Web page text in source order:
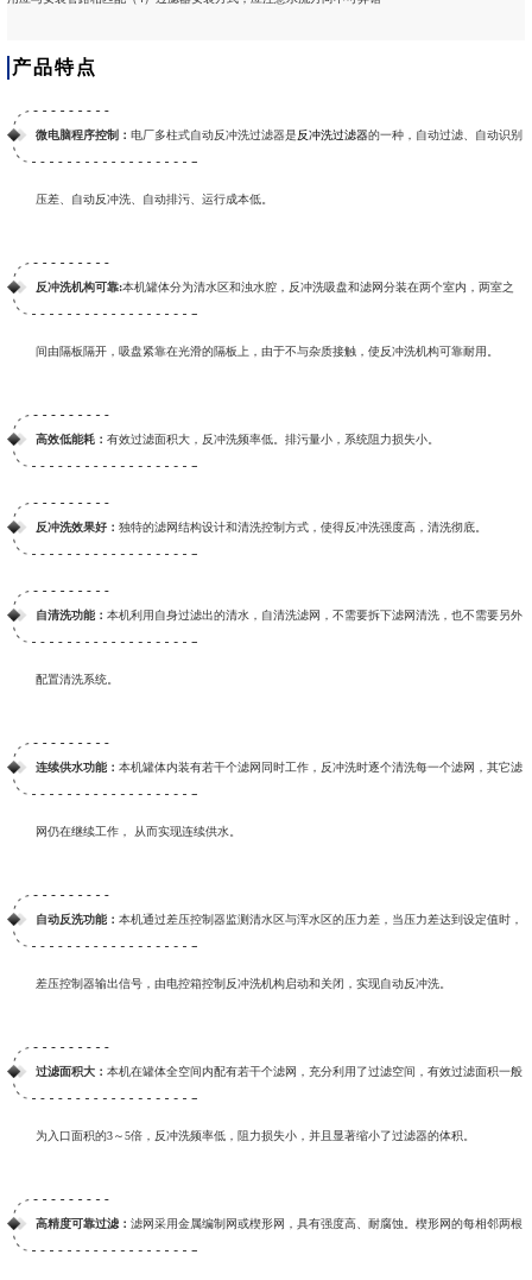
产品特点
微电脑程序控制： 电厂多柱式自动反冲洗过滤器是反冲洗过滤器的一种，自动过滤、自动识别
压差、自动反冲洗、自动排污、运行成本低。
反冲洗机构可靠:本机罐体分为清水区和浊水腔，反冲洗吸盘和滤网分装在两个室内，两室之
间由隔板隔开，吸盘紧靠在光滑的隔板上，由于不与杂质接触，使反冲洗机构可靠耐用。
高效低能耗： 有效过滤面积大，反冲洗频率低。排污量小，系统阻力损失小。
反冲洗效果好： 独特的滤网结构设计和清洗控制方式，使得反冲洗强度高，清洗彻底。
自清洗功能： 本机利用自身过滤出的清水，自清洗滤网，不需要拆下滤网清洗，也不需要另外
配置清洗系统。
连续供水功能： 本机罐体内装有若干个滤网同时工作，反冲洗时逐个清洗每一个滤网，其它滤
网仍在继续工作， 从而实现连续供水。
自动反洗功能： 本机通过差压控制器监测清水区与浑水区的压力差，当压力差达到设定值时，
差压控制器输出信号，由电控箱控制反冲洗机构启动和关闭，实现自动反冲洗。
过滤面积大： 本机在罐体全空间内配有若干个滤网，充分利用了过滤空间，有效过滤面积一般
为入口面积的3～5倍，反冲洗频率低，阻力损失小，并且显著缩小了过滤器的体积。
高精度可靠过滤： 滤网采用金属编制网或楔形网，具有强度高、耐腐蚀。楔形网的每相邻两根